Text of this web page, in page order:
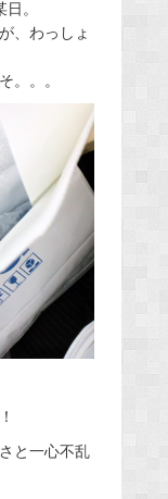
。
、わっしょ
。。。
と一心不乱